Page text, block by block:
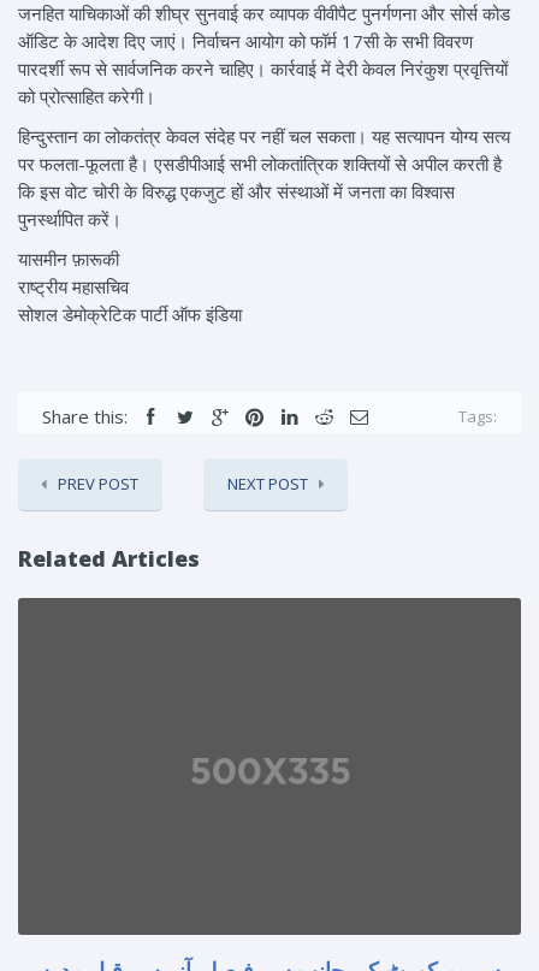
जनहित याचिकाओं की शीघ्र सुनवाई कर व्यापक वीवीपैट पुनर्गणना और सोर्स कोड
ऑडिट के आदेश दिए जाएं। निर्वाचन आयोग को फॉर्म 17सी के सभी विवरण
पारदर्शी रूप से सार्वजनिक करने चाहिए। कार्रवाई में देरी केवल निरंकुश प्रवृत्तियों
को प्रोत्साहित करेगी।
हिन्दुस्तान का लोकतंत्र केवल संदेह पर नहीं चल सकता। यह सत्यापन योग्य सत्य
पर फलता-फूलता है। एसडीपीआई सभी लोकतांत्रिक शक्तियों से अपील करती है
कि इस वोट चोरी के विरुद्ध एकजुट हों और संस्थाओं में जनता का विश्वास
पुनर्स्थापित करें।
यासमीन फ़ारूकी
राष्ट्रीय महासचिव
सोशल डेमोक्रेटिक पार्टी ऑफ इंडिया
Share this: Tags:
PREV POST NEXT POST
Related Articles